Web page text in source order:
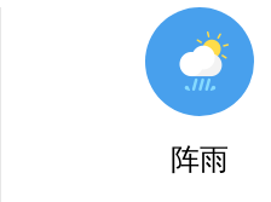
阵雨